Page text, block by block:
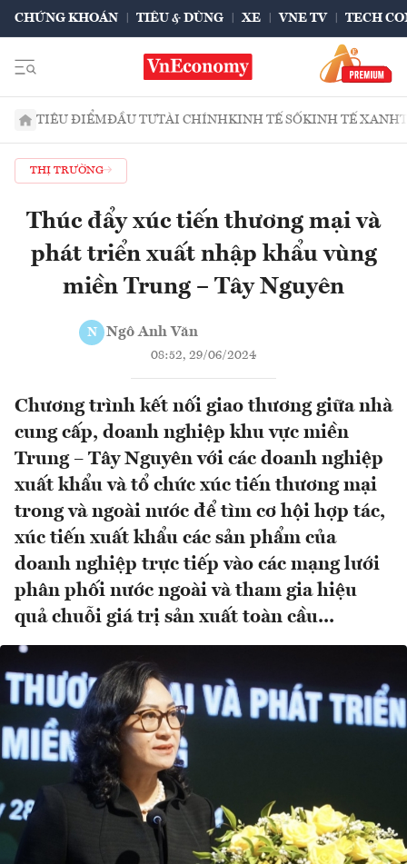
CHỨNG KHOÁN TIÊU & DÙNG XE VNE TV TECH
TIÊU ĐIỂMĐẦU TƯTÀI CHÍNHKINH TẾ SỐKINH TẾ XANH
THỊ TRƯỜNG
Thúc đẩy xúc tiến thương mại và
phát triển xuất nhập khẩu vùng
miền Trung – Tây Nguyên
N Ngô Anh Văn
08:52, 29/06/2024
Chương trình kết nối giao thương giữa nhà
cung cấp, doanh nghiệp khu vực miền
Trung – Tây Nguyên với các doanh nghiệp
xuất khẩu và tổ chức xúc tiến thương mại
trong và ngoài nước để tìm cơ hội hợp tác,
xúc tiến xuất khẩu các sản phẩm của
doanh nghiệp trực tiếp vào các mạng lưới
phân phối nước ngoài và tham gia hiệu
quả chuỗi giá trị sản xuất toàn cầu...